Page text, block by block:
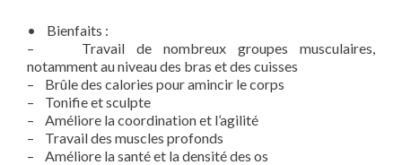
• Bienfaits :
– Travail de nombreux groupes musculaires,
notamment au niveau des bras et des cuisses
– Brûle des calories pour amincir le corps
– Tonifie et sculpte
– Améliore la coordination et l’agilité
– Travail des muscles profonds
– Améliore la santé et la densité des os